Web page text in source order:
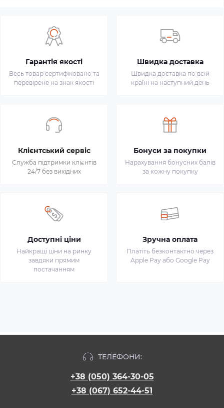
Гарантія якості
Весь товар сертифіковано та
перевірене на знак якості
Швидка доставка
Швидка доставка по всій
країні на наступний день
Клієнтський сервіс
Служба підтримки клієнтів
24/7 без вихідних
Бонуси за покупки
Нарахування бонусних балів
за кожну покупку
Доступні ціни
Найкращі ціни на ринку
завдяки прямим
постачанням
Зручна оплата
Платіть безконтактно через
Apple Pay або Google Pay
ТЕЛЕФОНИ:
+38 (050) 364-30-05
+38 (067) 652-44-51